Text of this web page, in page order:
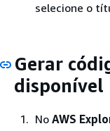
selecione o
Gerar
disponível
No AWS